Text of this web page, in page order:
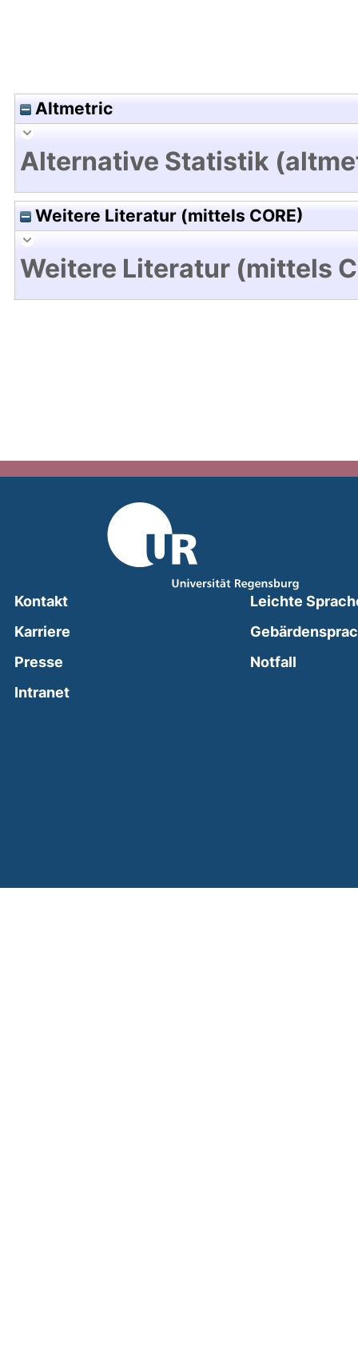
Altmetric
Alternative Statistik
Weitere Literatur (mittels CORE)
Weitere Literatur (mittels
Kontakt
Karriere
Presse
Intranet(external link, opens in a new window)
Leichte
Notfall